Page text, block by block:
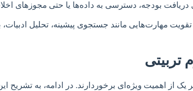
دریافت بودجه، دسترسی به داده‌ها یا حتی مجوزهای
تقویت مهارت‌هایی مانند جستجوی پیشینه، تحلیل
تربیتی
اهمیت ویژه‌ای برخوردارند. در ادامه، به تشریح